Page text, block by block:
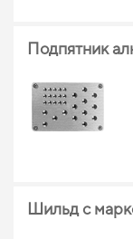
Подпятник
Шильд с